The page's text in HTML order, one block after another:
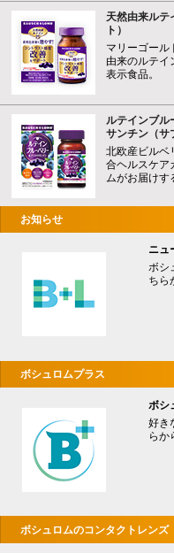
天然由来ルテ
ト）
マリーゴール
由来のルテイ
表示食品。
ルテインブル
サンチン（サ
北欧産ビルベ
合ヘルスケア
ムがお届けす
お知らせ
ニュ
ボシ
ちら
ボシュロムプラス
ボシ
好き
らか
ボシュロムのコンタクトレンズ